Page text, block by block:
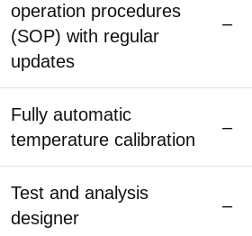
operation procedures
(SOP) with regular
updates
–
Fully automatic
temperature calibration
–
Test and analysis
designer
–